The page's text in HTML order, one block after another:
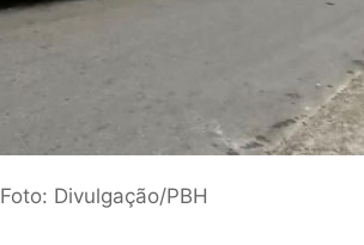
Foto: Divulgação/PBH